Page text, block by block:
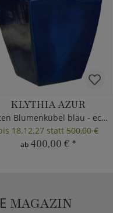
KLYTHIA AZUR
Garten Blumenkübel blau - eckig
18.12.27 statt500,00 €
ab 400,00 € *
MAGAZIN